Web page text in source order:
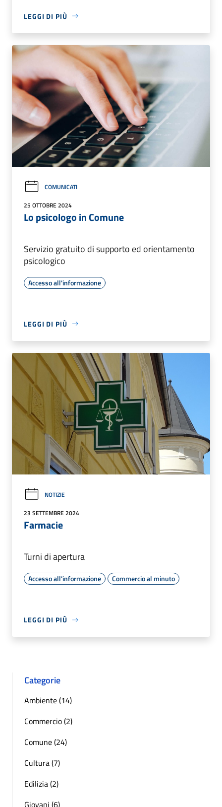
LEGGI DI PIÙ
COMUNICATI
25 OTTOBRE 2024
Lo psicologo in Comune
Servizio gratuito di supporto ed orientamento
psicologico
Accesso all'informazione
LEGGI DI PIÙ
NOTIZIE
23 SETTEMBRE 2024
Farmacie
Turni di apertura
Accesso all'informazione Commercio al minuto
LEGGI DI PIÙ
Categorie
Ambiente (14)
Commercio (2)
Comune (24)
Cultura (7)
Edilizia (2)
Giovani (6)